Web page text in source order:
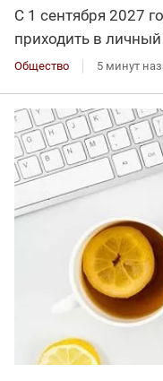
С 1 сентября 2027
приходить в личный
Общество 5 минут